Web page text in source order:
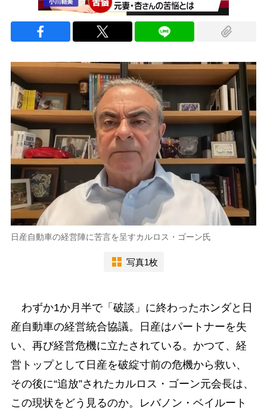
日産自動車の経営陣に苦言を呈すカルロス・ゴーン氏
写真1枚
わずか1か月半で「破談」に終わったホンダと日
産自動車の経営統合協議。日産はパートナーを失
い、再び経営危機に立たされている。かつて、経
営トップとして日産を破綻寸前の危機から救い、
その後に“追放”されたカルロス・ゴーン元会長は、
この現状をどう見るのか。レバノン・ベイルート